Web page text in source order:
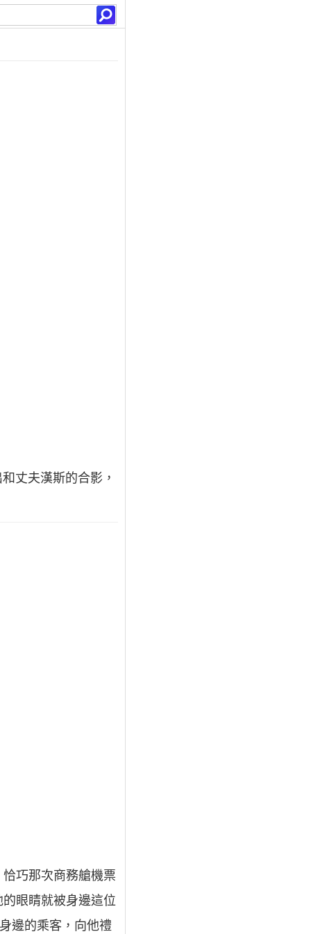
丈夫漢斯的合影，
巧那次商務艙機票
眼睛就被身邊這位
邊的乘客，向他禮